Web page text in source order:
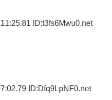
ID:t3fs6Mwu0.net
ID:Dfq9LpNF0.net